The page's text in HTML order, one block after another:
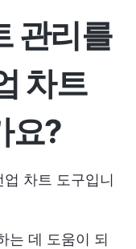
관리를
차트
요?
차트 도구입니
는 데 도움이 되